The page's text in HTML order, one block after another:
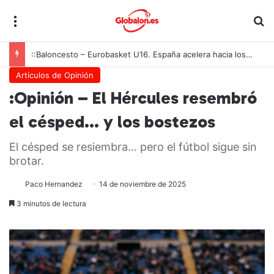
::Baloncesto – Eurobasket U16. España acelera hacia los octavos tras una exhibición colectiva ante Georgia
Artículos de Opinión
:Opinión – El Hércules resembró
el césped… y los bostezos
El césped se resiembra… pero el fútbol sigue sin
brotar.
Paco Hernandez 14 de noviembre de 2025
3 minutos de lectura